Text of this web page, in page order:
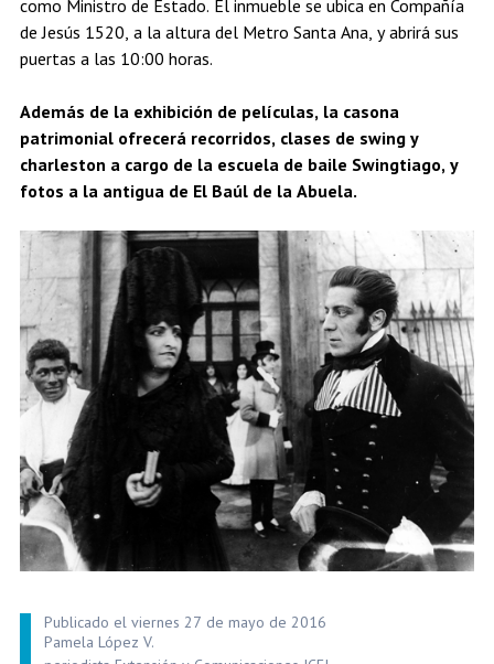
como Ministro de Estado. El inmueble se ubica en Compañía
de Jesús 1520, a la altura del Metro Santa Ana, y abrirá sus
puertas a las 10:00 horas.
Además de la exhibición de películas, la casona
patrimonial ofrecerá recorridos, clases de swing y
charleston a cargo de la escuela de baile Swingtiago, y
fotos a la antigua de El Baúl de la Abuela.
Publicado el viernes 27 de mayo de 2016
Pamela López V.